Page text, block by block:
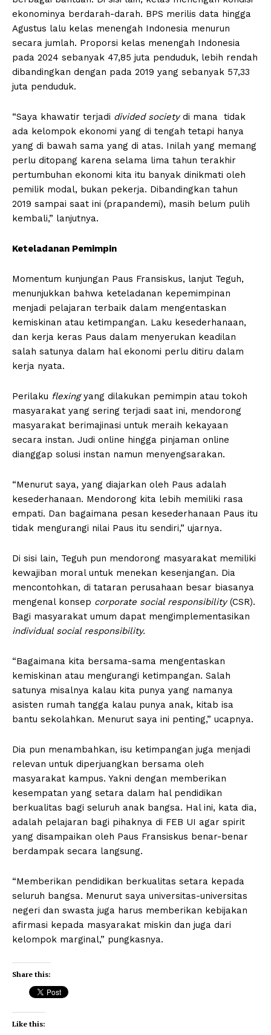
ekonominya berdarah-darah. BPS merilis data hingga
Agustus lalu kelas menengah Indonesia menurun
secara jumlah. Proporsi kelas menengah Indonesia
pada 2024 sebanyak 47,85 juta penduduk, lebih rendah
dibandingkan dengan pada 2019 yang sebanyak 57,33
juta penduduk.
“Saya khawatir terjadi divided societydi mana tidak
ada kelompok ekonomi yang di tengah tetapi hanya
yang di bawah sama yang di atas. Inilah yang memang
perlu ditopang karena selama lima tahun terakhir
pertumbuhan ekonomi kita itu banyak dinikmati oleh
pemilik modal, bukan pekerja. Dibandingkan tahun
2019 sampai saat ini (prapandemi), masih belum pulih
kembali,” lanjutnya.
Keteladanan Pemimpin
Momentum kunjungan Paus Fransiskus, lanjut Teguh,
menunjukkan bahwa keteladanan kepemimpinan
menjadi pelajaran terbaik dalam mengentaskan
kemiskinan atau ketimpangan. Laku kesederhanaan,
dan kerja keras Paus dalam menyerukan keadilan
salah satunya dalam hal ekonomi perlu ditiru dalam
kerja nyata.
Perilaku flexingyang dilakukan pemimpin atau tokoh
masyarakat yang sering terjadi saat ini, mendorong
masyarakat berimajinasi untuk meraih kekayaan
secara instan. Judi online hingga pinjaman online
dianggap solusi instan namun menyengsarakan.
“Menurut saya, yang diajarkan oleh Paus adalah
kesederhanaan. Mendorong kita lebih memiliki rasa
empati. Dan bagaimana pesan kesederhanaan Paus itu
tidak mengurangi nilai Paus itu sendiri,” ujarnya.
Di sisi lain, Teguh pun mendorong masyarakat memiliki
kewajiban moral untuk menekan kesenjangan. Dia
mencontohkan, di tataran perusahaan besar biasanya
mengenal konsep corporate social responsibility(CSR).
Bagi masyarakat umum dapat mengimplementasikan
individual social responsibility.
“Bagaimana kita bersama-sama mengentaskan
kemiskinan atau mengurangi ketimpangan. Salah
satunya misalnya kalau kita punya yang namanya
asisten rumah tangga kalau punya anak, kitab isa
bantu sekolahkan. Menurut saya ini penting,” ucapnya.
Dia pun menambahkan, isu ketimpangan juga menjadi
relevan untuk diperjuangkan bersama oleh
masyarakat kampus. Yakni dengan memberikan
kesempatan yang setara dalam hal pendidikan
berkualitas bagi seluruh anak bangsa. Hal ini, kata dia,
adalah pelajaran bagi pihaknya di FEB UI agar spirit
yang disampaikan oleh Paus Fransiskus benar-benar
berdampak secara langsung.
“Memberikan pendidikan berkualitas setara kepada
seluruh bangsa. Menurut saya universitas-universitas
negeri dan swasta juga harus memberikan kebijakan
afirmasi kepada masyarakat miskin dan juga dari
kelompok marginal,” pungkasnya.
Share this:
Like this: